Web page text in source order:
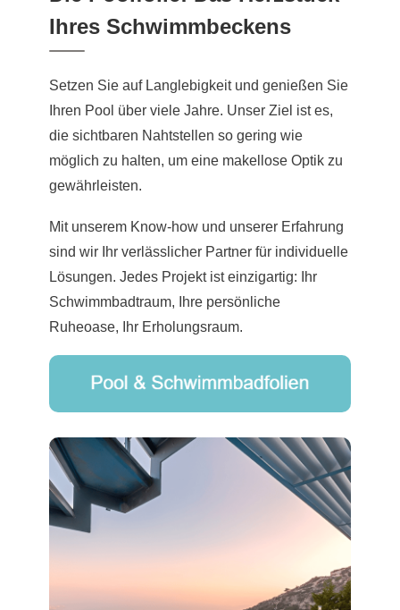
Ihres Schwimmbeckens
Setzen Sie auf Langlebigkeit und genießen Sie
Ihren Pool über viele Jahre. Unser Ziel ist es,
die sichtbaren Nahtstellen so gering wie
möglich zu halten, um eine makellose Optik zu
gewährleisten.
Mit unserem Know-how und unserer Erfahrung
sind wir Ihr verlässlicher Partner für individuelle
Lösungen. Jedes Projekt ist einzigartig: Ihr
Schwimmbadtraum, Ihre persönliche
Ruheoase, Ihr Erholungsraum.